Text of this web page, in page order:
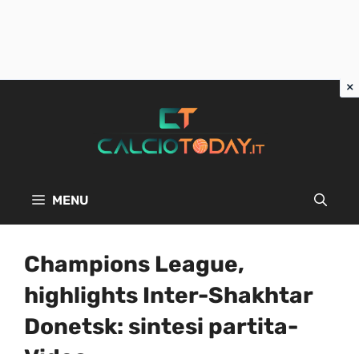
MENU
Champions League,
highlights Inter-Shakhtar
Donetsk: sintesi partita-